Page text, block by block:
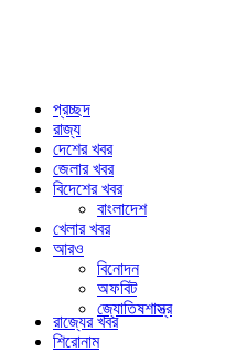
প্রচ্ছদ
রাজ্য
দেশের খবর
জেলার খবর
বিদেশের খবর
বাংলাদেশ
খেলার খবর
আরও
বিনোদন
অফবিট
জ্যোতিষশাস্ত্র
রাজ্যের খবর
শিরোনাম